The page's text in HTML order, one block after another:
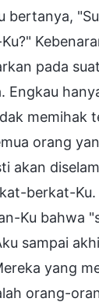
bertanya,
pada
Engkau
memihak
orang
akan
berkat-
Ku bahwa
sampai
yang
orang-